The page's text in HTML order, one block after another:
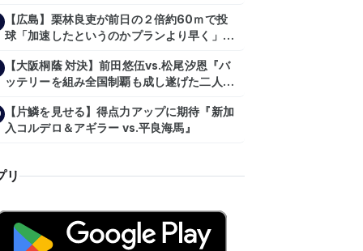
【広島】栗林良吏が前日の２倍約60ｍで投
球「加速したというのかプランより早く」自
【大阪桐蔭 対決】前田悠伍vs.松尾汐恩『バ
ッテリーを組み全国制覇も成し遂げた二人
【片鱗を見せる】得点力アップに期待『新加
入コルデロ＆アギラー vs.平良海馬』
リ